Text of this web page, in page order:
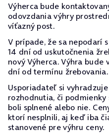
Výherca bude
odovzdania výhry
víťazný post.
V prípade, že sa nepodarí
14 dní od uskutočnenia
nový Výherca. Výhra
dní od termínu žrebovania.
Usporiadateľ si
rozhodnutia, či
boli splnené alebo nie.
ktorí nesplnili, aj keď iba
stanovené pre výhru ceny.